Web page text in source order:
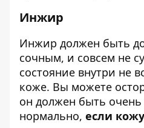
Инжир
Инжир должен быть
сочным, и совсем не
состояние внутри не
коже. Вы можете
он должен быть
нормально, если